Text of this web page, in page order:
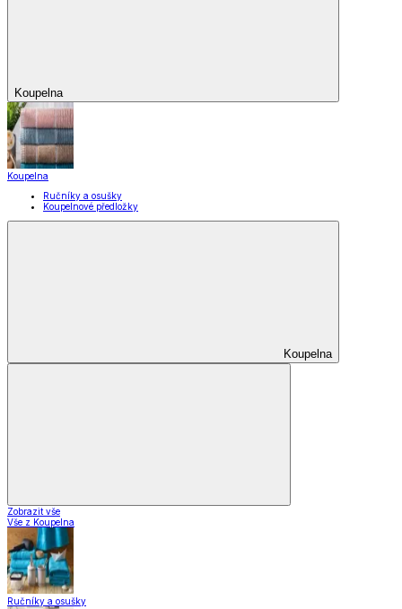
Koupelna
Koupelna
Ručníky a osušky
Koupelnové předložky
Koupelna
Zobrazit vše
Vše z Koupelna
Ručníky a osušky